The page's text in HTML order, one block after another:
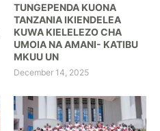
TUNGEPENDA KUONA
TANZANIA IKIENDELEA
KUWA KIELELEZO CHA
UMOIA NA AMANI- KATIBU
MKUU UN
December 14, 2025